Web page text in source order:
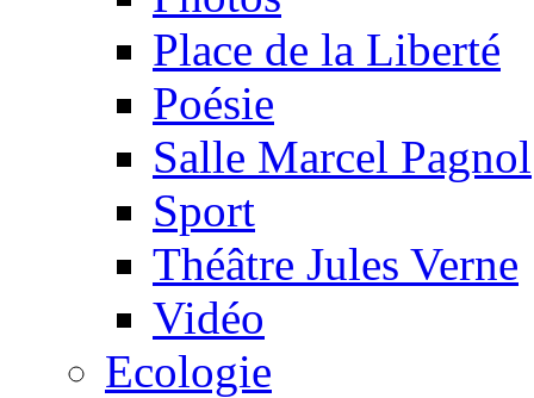
Place de la Liberté
Poésie
Salle Marcel Pagnol
Sport
Théâtre Jules Verne
Vidéo
Ecologie